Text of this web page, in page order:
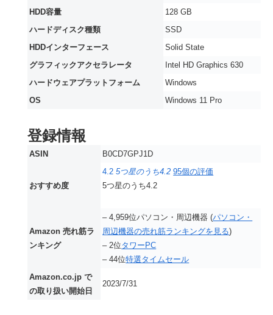
HDD容量
‎128 GB
ハードディスク種類
‎SSD
HDDインターフェース
‎Solid State
グラフィックアクセラレータ
‎Intel HD Graphics 630
ハードウェアプラットフォーム
‎Windows
OS
‎Windows 11 Pro
登録情報
ASIN B0CD7GPJ1D
おすすめ度
4.25つ星のうち4.2 95個の評価
5つ星のうち4.2
Amazon 売れ筋ラ
ンキング
– 4,959位パソコン・周辺機器 (パソコン・
周辺機器の売れ筋ランキングを見る)
– 2位タワーPC
– 44位特選タイムセール
Amazon.co.jp で
の取り扱い開始日
2023/7/31